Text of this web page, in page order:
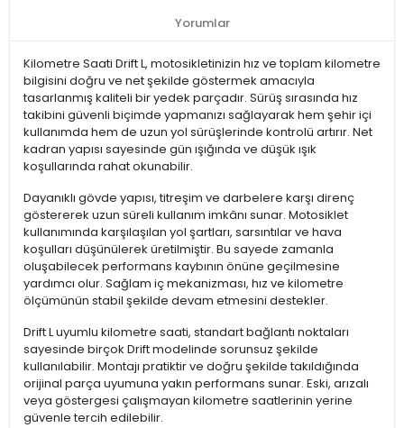
Yorumlar
Kilometre Saati Drift L, motosikletinizin hız ve toplam kilometre
bilgisini doğru ve net şekilde göstermek amacıyla
tasarlanmış kaliteli bir yedek parçadır. Sürüş sırasında hız
takibini güvenli biçimde yapmanızı sağlayarak hem şehir içi
kullanımda hem de uzun yol sürüşlerinde kontrolü artırır. Net
kadran yapısı sayesinde gün ışığında ve düşük ışık
koşullarında rahat okunabilir.
Dayanıklı gövde yapısı, titreşim ve darbelere karşı direnç
göstererek uzun süreli kullanım imkânı sunar. Motosiklet
kullanımında karşılaşılan yol şartları, sarsıntılar ve hava
koşulları düşünülerek üretilmiştir. Bu sayede zamanla
oluşabilecek performans kaybının önüne geçilmesine
yardımcı olur. Sağlam iç mekanizması, hız ve kilometre
ölçümünün stabil şekilde devam etmesini destekler.
Drift L uyumlu kilometre saati, standart bağlantı noktaları
sayesinde birçok Drift modelinde sorunsuz şekilde
kullanılabilir. Montajı pratiktir ve doğru şekilde takıldığında
orijinal parça uyumuna yakın performans sunar. Eski, arızalı
veya göstergesi çalışmayan kilometre saatlerinin yerine
güvenle tercih edilebilir.